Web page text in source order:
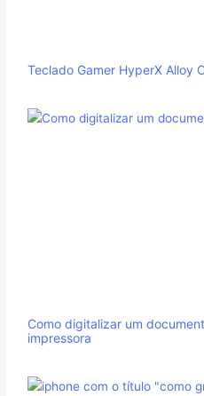
Teclado Gamer HyperX Alloy
Como digitalizar um
impressora